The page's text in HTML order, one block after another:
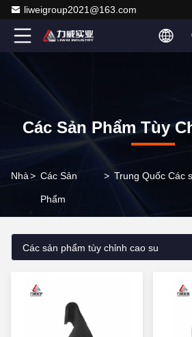
liweigroup2021@163.com
Các Sản Phẩm Tùy
Nhà> Các Sản
Phẩm
>
Các sản phẩm tùy chỉnh cao su